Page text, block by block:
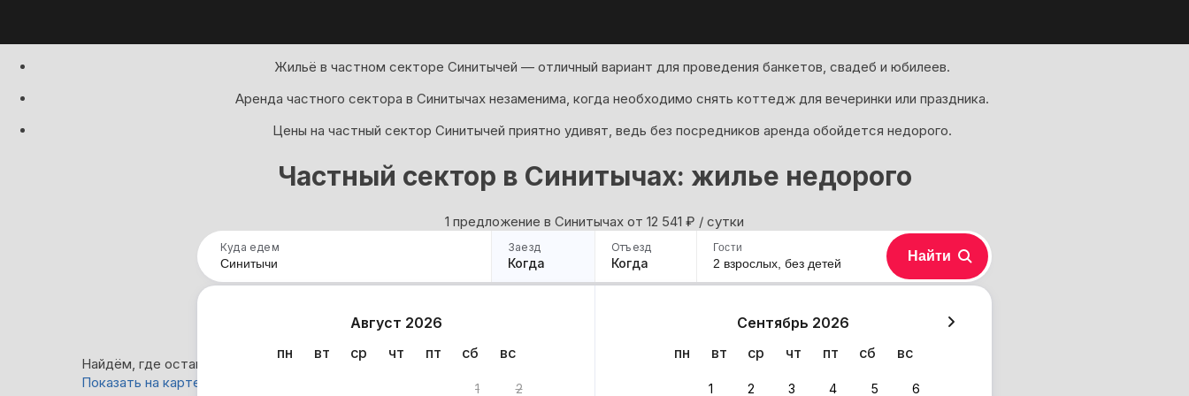
Жильё в частном секторе Синитычей — отличный вариант для проведения банкетов, свадеб и юбилеев.
Аренда частного сектора в Синитычах незаменима, когда необходимо снять коттедж для вечеринки или праздника.
Цены на частный сектор Синитычей приятно удивят, ведь без посредников аренда обойдется недорого.
Частный сектор в Синитычах: жилье недорого
1 предложение в Синитычах oт 12 541 ₽ / сутки
Куда едем Заезд
Когда
Отъезд
Когда
Август 2026
пн
вт ср чт пт сб вс
1 2
Сентябрь 2026
пн
вт ср чт пт сб вс
1 2 3 4 5 6
Гости
2 взрослых, без детей Найти
Найдём, где остановиться в Синитычах: 1 вариант
Показать на карте